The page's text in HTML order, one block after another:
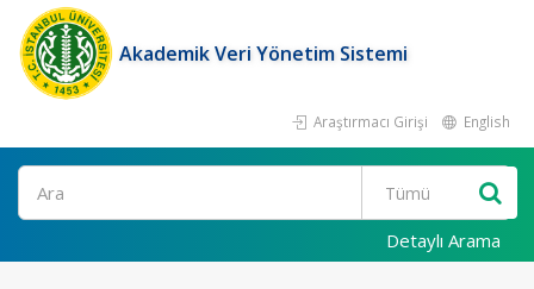
Akademik Veri Yönetim Sistemi
Araştırmacı Girişi English
Ara
Detaylı Arama